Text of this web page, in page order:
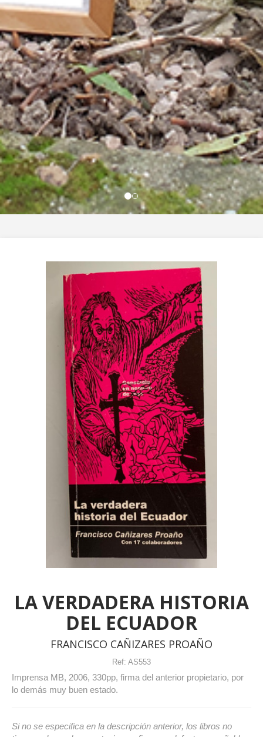
LA VERDADERA HISTORIA
DEL ECUADOR
FRANCISCO CAÑIZARES PROAÑO
Ref: AS553
Imprensa MB, 2006, 330pp, firma del anterior propietario, por
lo demás muy buen estado.
Si no se especifica en la descripción anterior, los libros no